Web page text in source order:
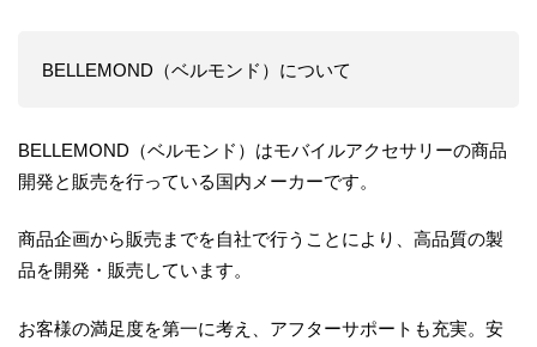
BELLEMOND（ベルモンド）について
BELLEMOND（ベルモンド）はモバイルアクセサリーの商品
開発と販売を行っている国内メーカーです。
商品企画から販売までを自社で行うことにより、高品質の製
品を開発・販売しています。
お客様の満足度を第一に考え、アフターサポートも充実。安